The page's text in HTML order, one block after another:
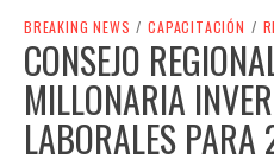
BREAKING NEWS / CAPACITACIÓN /
CONSEJO
MILLONARIA
LABORALES